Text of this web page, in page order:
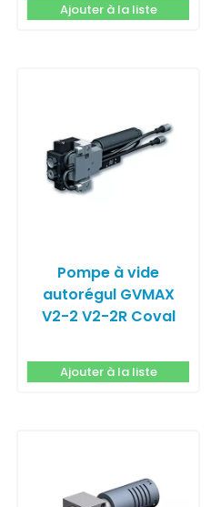
Ajouter à la liste
Pompe à vide
autorégul GVMAX
V2-2 V2-2R Coval
Ajouter à la liste